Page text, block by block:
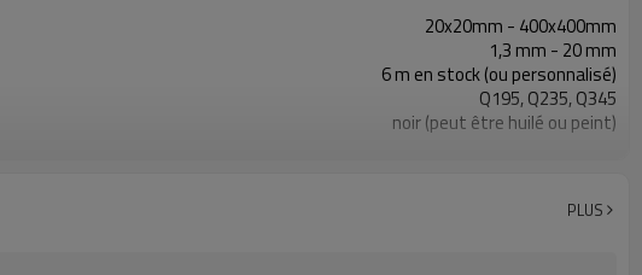
20x20mm - 400x400mm
1,3 mm - 20 mm
6 m en stock (ou personnalisé)
Q195, Q235, Q345
noir (peut être huilé ou peint)
PLUS